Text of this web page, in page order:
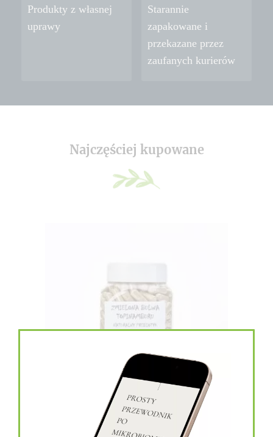
Produkty z własnej
uprawy
Starannie
zapakowane i
przekazane przez
zaufanych kurierów
Najczęściej kupowane
topinambur w kapsułkach